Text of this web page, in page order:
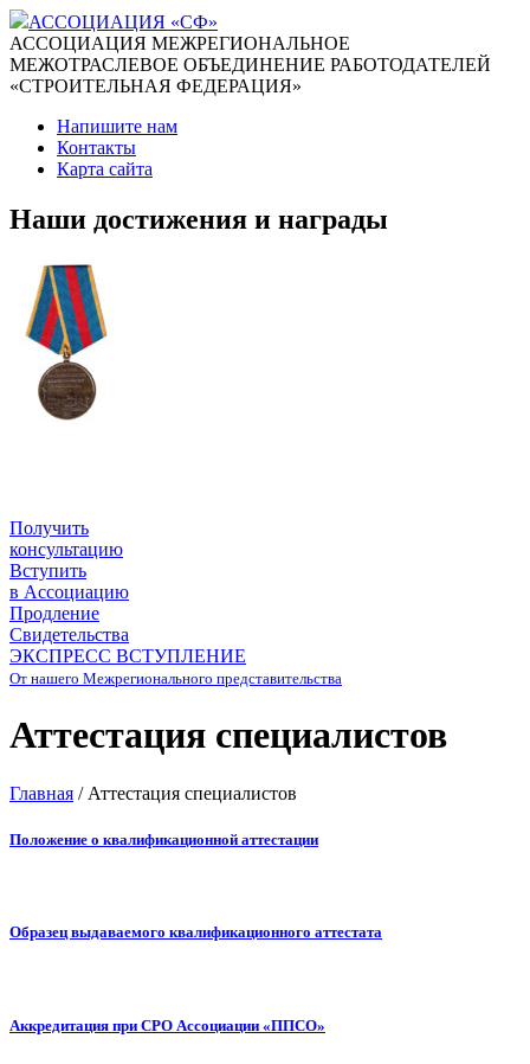
АССОЦИАЦИЯ «СФ»
АССОЦИАЦИЯ МЕЖРЕГИОНАЛЬНОЕ
МЕЖОТРАСЛЕВОЕ ОБЪЕДИНЕНИЕ РАБОТОДАТЕЛЕЙ
«СТРОИТЕЛЬНАЯ ФЕДЕРАЦИЯ»
Напишите нам
Контакты
Карта сайта
Наши достижения и награды
Получить
консультацию
Вступить
в Ассоциацию
Продление
Свидетельства
ЭКСПРЕСС ВСТУПЛЕНИЕ
От нашего Межрегионального представительства
Аттестация специалистов
Главная / Аттестация специалистов
Положение о квалификационной аттестации
Образец выдаваемого квалификационного аттестата
Аккредитация при СРО Ассоциации «ППСО»